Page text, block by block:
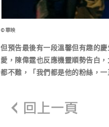
©華映
但預告最後有一段溫馨但有趣的
愛，陳偉霆也反應機靈順勢告白
都不難，「我們都是他的粉絲，